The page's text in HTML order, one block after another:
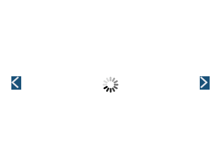
ー&トヨタ 平座
専用】
面座 14×1.5ボル